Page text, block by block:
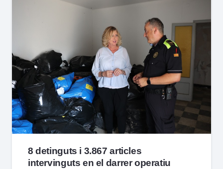
8 detinguts i 3.867 articles
intervinguts en el darrer operatiu